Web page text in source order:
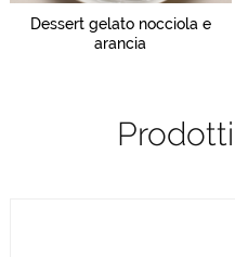
Dessert gelato nocciola e
arancia